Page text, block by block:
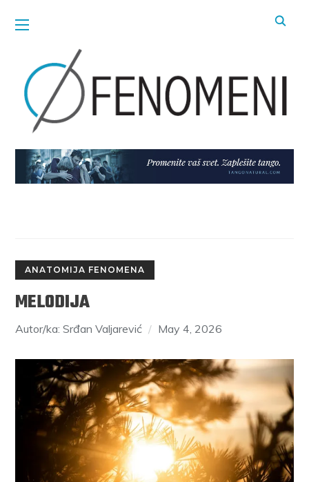
ANATOMIJA FENOMENA
MELODIJA
Autor/ka: Srđan Valjarević May 4, 2026